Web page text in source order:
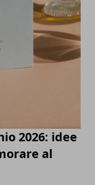
2026: idee
al